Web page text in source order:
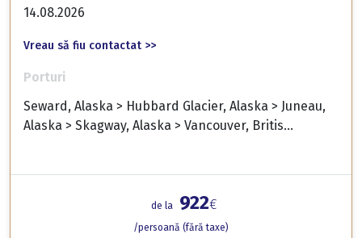
14.08.2026
Vreau să fiu contactat >>
Porturi
Seward, Alaska > Hubbard Glacier, Alaska > Juneau,
Alaska > Skagway, Alaska > Vancouver, Britis...
de la 922€
/persoană (fără taxe)